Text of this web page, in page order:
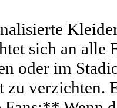
sich an
oder im
verzichten.